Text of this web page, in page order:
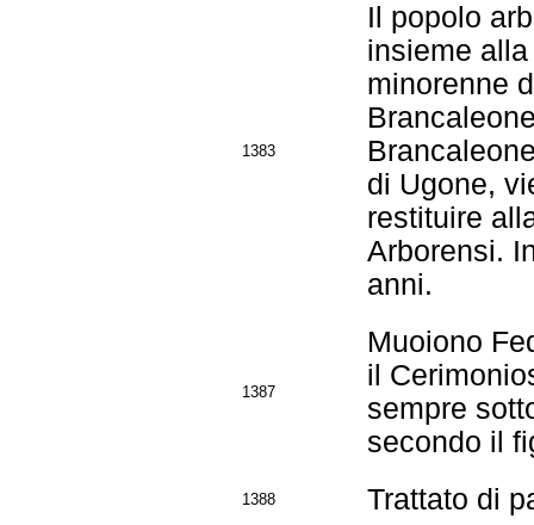
1383
Il popolo
insieme
minorenne
di Ugone,
restituire
Arborensi.
anni.
1387
Muoiono
il
sempre
secondo il
1388 Trattato di